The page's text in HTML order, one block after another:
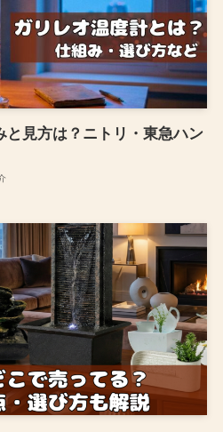
と見方は？ニトリ・東急ハン